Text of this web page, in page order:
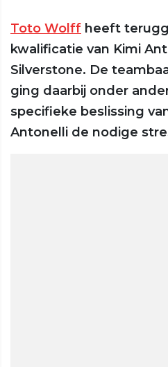
Toto Wolff heeft
kwalificatie van Kimi
Silverstone. De
ging daarbij onder
specifieke beslissing
Antonelli de nodige